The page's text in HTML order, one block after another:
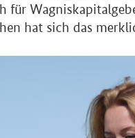
hat sich das